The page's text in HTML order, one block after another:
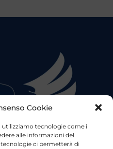
Cookie
utilizziamo tecnologie come i
alle informazioni del
ci permetterà di